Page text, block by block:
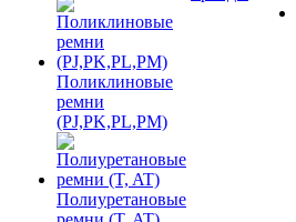
Поликлиновые
ремни
(PJ,PK,PL,PM)
Полиуретановые